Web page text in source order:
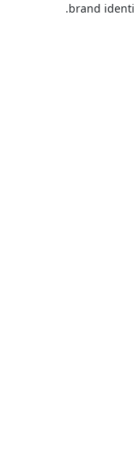
brand